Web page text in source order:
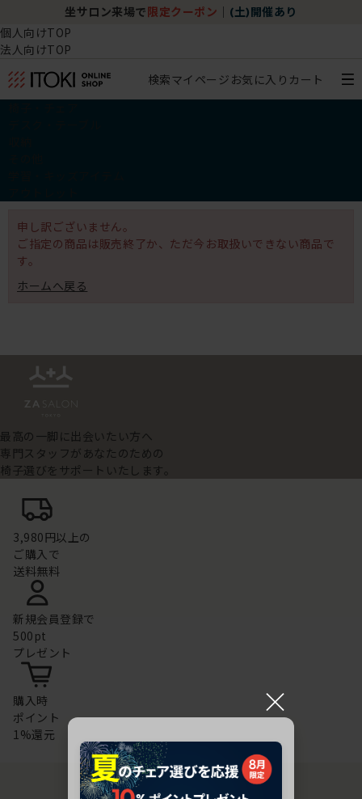
坐サロン来場で 限定クーポン (土)開催あり
個人向けTOP
法人向けTOP
検索マイページ お気に入り カート
申し訳ございません。
ご指定の商品は販売終了か、ただ今お取扱いできない商品で
す。
ホームへ戻る
最高の一脚に出会いたい方へ
専門スタッフがあなたのための
椅子選びをサポートいたします。
3,980円以上の
ご購入で
送料無料
新規会員登録で
500pt
プレゼント
購入時
ポイント
1%還元
×